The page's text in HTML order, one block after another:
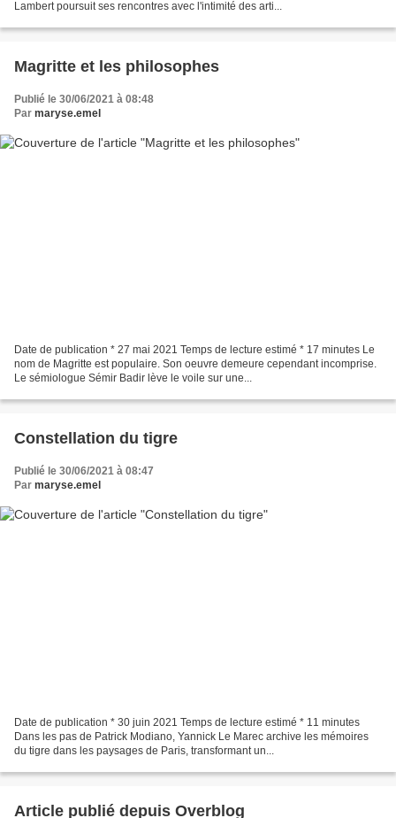
Lambert poursuit ses rencontres avec l'intimité des arti...
Magritte et les philosophes
Publié le 30/06/2021 à 08:48
Par maryse.emel
Date de publication * 27 mai 2021 Temps de lecture estimé * 17 minutes Le
nom de Magritte est populaire. Son oeuvre demeure cependant incomprise.
Le sémiologue Sémir Badir lève le voile sur une...
Constellation du tigre
Publié le 30/06/2021 à 08:47
Par maryse.emel
Date de publication * 30 juin 2021 Temps de lecture estimé * 11 minutes
Dans les pas de Patrick Modiano, Yannick Le Marec archive les mémoires
du tigre dans les paysages de Paris, transformant un...
Article publié depuis Overblog